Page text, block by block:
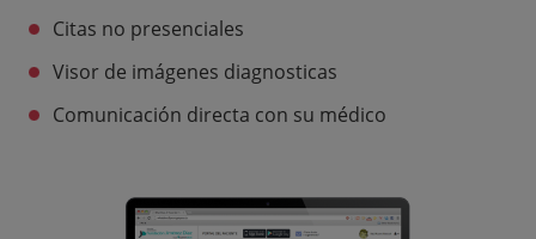
Citas no presenciales
Visor de imágenes diagnosticas
Comunicación directa con su médico